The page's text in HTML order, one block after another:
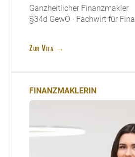
Ganzheitlicher Finanzmakler
§34d GewO · Fachwirt für
Zur Vita →
FINANZMAKLERIN